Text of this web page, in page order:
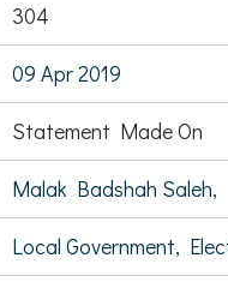
304
09 Apr 2019
Statement Made On
Malak Badshah Saleh,
Local Government,